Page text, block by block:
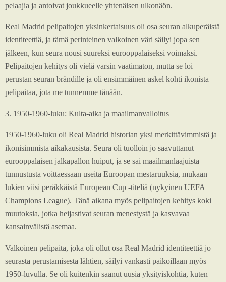
pelaajia ja antoivat joukkueelle yhtenäisen ulkonäön.
Real Madrid pelipaitojen yksinkertaisuus oli osa seuran alkuperäistä
identiteettiä, ja tämä perinteinen valkoinen väri säilyi jopa sen
jälkeen, kun seura nousi suureksi eurooppalaiseksi voimaksi.
Pelipaitojen kehitys oli vielä varsin vaatimaton, mutta se loi
perustan seuran brändille ja oli ensimmäinen askel kohti ikonista
pelipaitaa, jota me tunnemme tänään.
3. 1950-1960-luku: Kulta-aika ja maailmanvalloitus
1950-1960-luku oli Real Madrid historian yksi merkittävimmistä ja
ikonisimmista aikakausista. Seura oli tuolloin jo saavuttanut
eurooppalaisen jalkapallon huiput, ja se sai maailmanlaajuista
tunnustusta voittaessaan useita Euroopan mestaruuksia, mukaan
lukien viisi peräkkäistä European Cup -titeliä (nykyinen UEFA
Champions League). Tänä aikana myös pelipaitojen kehitys koki
muutoksia, jotka heijastivat seuran menestystä ja kasvavaa
kansainvälistä asemaa.
Valkoinen pelipaita, joka oli ollut osa Real Madrid identiteettiä jo
seurasta perustamisesta lähtien, säilyi vankasti paikoillaan myös
1950-luvulla. Se oli kuitenkin saanut uusia yksityiskohtia, kuten